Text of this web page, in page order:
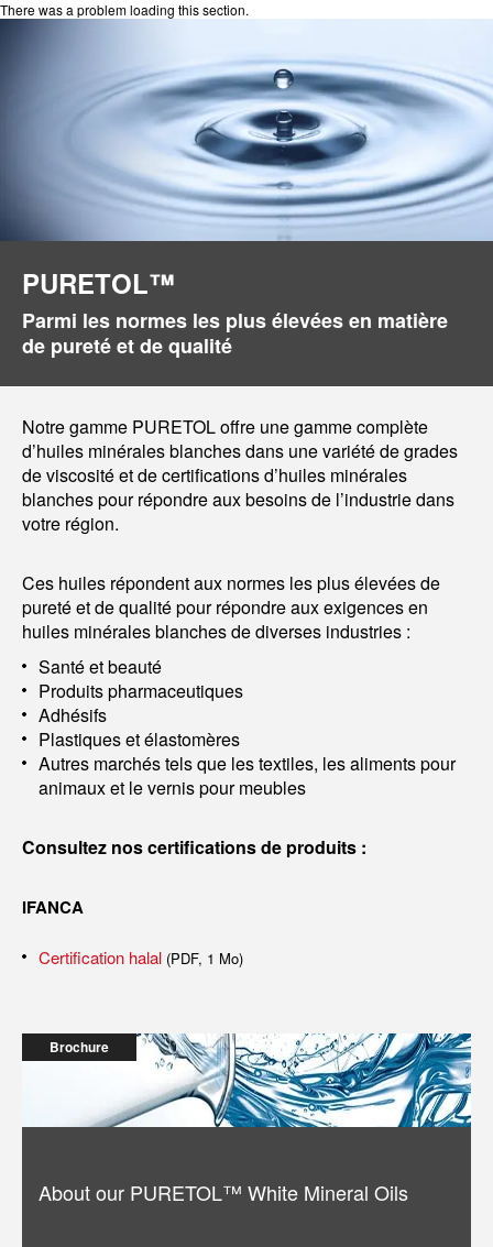
There was a problem loading this section.
PURETOL™
Parmi les normes les plus élevées en matière
de pureté et de qualité
Notre gamme PURETOL offre une gamme complète
d’huiles minérales blanches dans une variété de grades
de viscosité et de certifications d’huiles minérales
blanches pour répondre aux besoins de l’industrie dans
votre région.
Ces huiles répondent aux normes les plus élevées de
pureté et de qualité pour répondre aux exigences en
huiles minérales blanches de diverses industries :
Santé et beauté
Produits pharmaceutiques
Adhésifs
Plastiques et élastomères
Autres marchés tels que les textiles, les aliments pour
animaux et le vernis pour meubles
Consultez nos certifications de produits :
IFANCA
Certification halal (PDF, 1 Mo)
Brochure
About our PURETOL™️ White Mineral Oils